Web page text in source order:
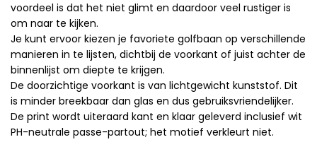
voordeel is dat het niet glimt en daardoor veel rustiger is
om naar te kijken.
Je kunt ervoor kiezen je favoriete golfbaan op verschillende
manieren in te lijsten, dichtbij de voorkant of juist achter de
binnenlijst om diepte te krijgen.
De doorzichtige voorkant is van lichtgewicht kunststof. Dit
is minder breekbaar dan glas en dus gebruiksvriendelijker.
De print wordt uiteraard kant en klaar geleverd inclusief wit
PH-neutrale passe-partout; het motief verkleurt niet.